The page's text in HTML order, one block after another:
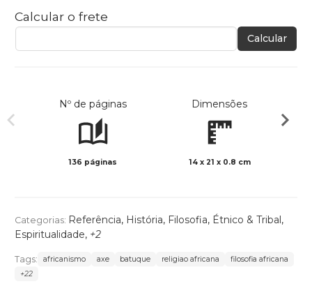
Calcular o frete
Calcular
Nº de páginas
136 páginas
Dimensões
14 x 21 x 0.8 cm
Categorias: Referência, História, Filosofia, Étnico & Tribal,
Espiritualidade, +2
Tags: africanismo axe batuque religiao africana
filosofia africana
+22